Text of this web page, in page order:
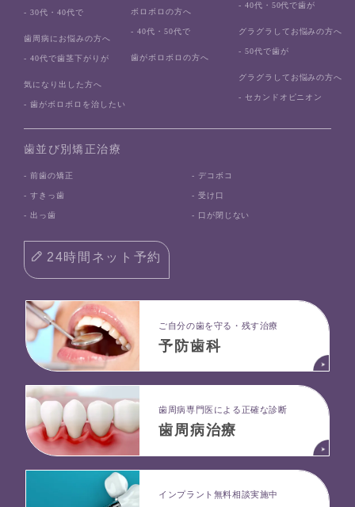
- 30代・40代で
歯周病にお悩みの方へ
- 40代で歯茎下がりが
気になり出した方へ
- 歯がボロボロを治したい
ボロボロの方へ
- 40代・50代で
歯がボロボロの方へ
- 40代・50代で歯が
グラグラしてお悩みの方へ
- 50代で歯が
グラグラしてお悩みの方へ
- セカンドオピニオン
歯並び別矯正治療
- 前歯の矯正
- すきっ歯
- 出っ歯
- デコボコ
- 受け口
- 口が閉じない
24時間ネット予約
ご自分の歯を守る・残す治療
予防歯科
⻭周病専⾨医による正確な診断
歯周病治療
インプラント無料相談実施中